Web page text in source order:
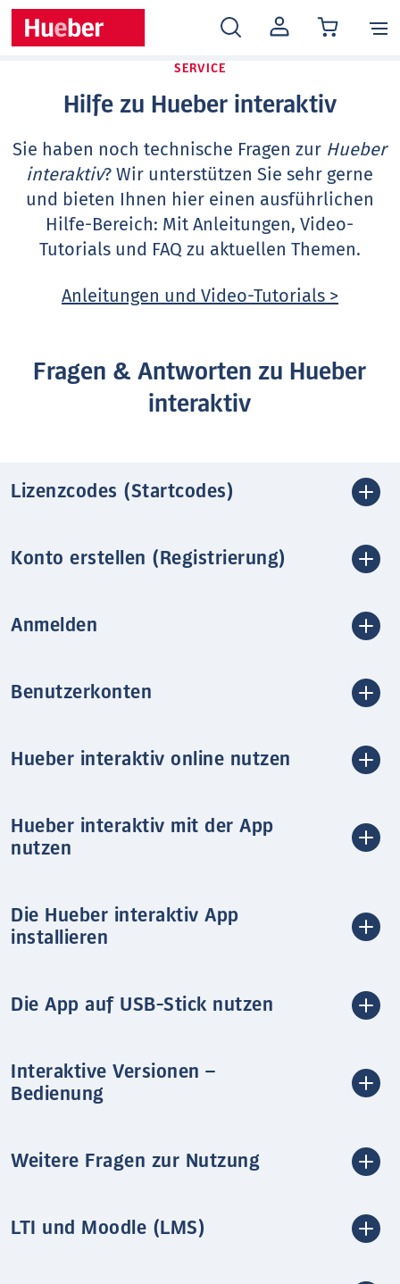
MEIN
KONTO
SERVICE
Hilfe zu Hueber interaktiv
Sie haben noch technische Fragen zur Hueber
interaktiv? Wir unterstützen Sie sehr gerne
und bieten Ihnen hier einen ausführlichen
Hilfe-Bereich: Mit Anleitungen, Video-
Tutorials und FAQ zu aktuellen Themen.
Anleitungen und Video-Tutorials >
Fragen & Antworten zu Hueber
interaktiv
Lizenzcodes (Startcodes)
Konto erstellen (Registrierung)
Anmelden
Benutzerkonten
Hueber interaktiv online nutzen
Hueber interaktiv mit der App
nutzen
Die Hueber interaktiv App
installieren
Die App auf USB-Stick nutzen
Interaktive Versionen –
Bedienung
Weitere Fragen zur Nutzung
LTI und Moodle (LMS)